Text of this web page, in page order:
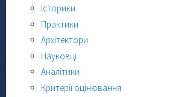
Історики
Практики
Архітектори
Науковці
Аналітики
Критерії оцінювання